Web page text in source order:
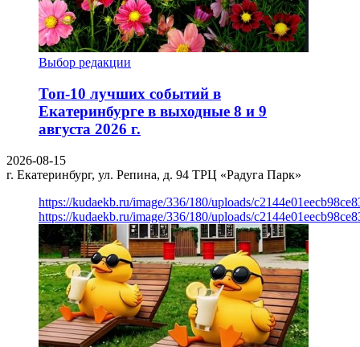
Выбор редакции
Топ-10 лучших событий в
Екатеринбурге в выходные 8 и 9
августа 2026 г.
2026-08-15
г. Екатеринбург, ул. Репина, д. 94 ТРЦ «Радуга Парк»
https://kudaekb.ru/image/336/180/uploads/
https://kudaekb.ru/image/336/180/uploads/